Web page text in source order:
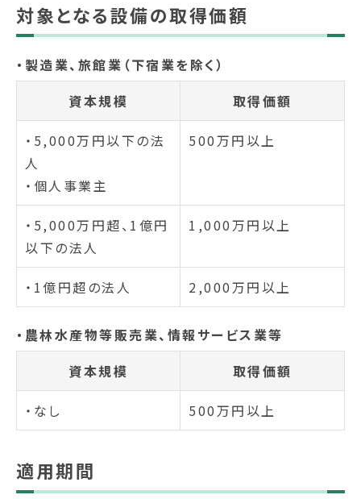
対象となる設備の取得価額
・製造業、旅館業（下宿業を除く）
資本規模
取得価額
・5,000万円以下の法
人
・個人事業主
500万円以上
・5,000万円超、1億円
以下の法人
1,000万円以上
・1億円超の法人 2,000万円以上
・農林水産物等販売業、情報サービス業等
資本規模
取得価額
・なし 500万円以上
適用期間